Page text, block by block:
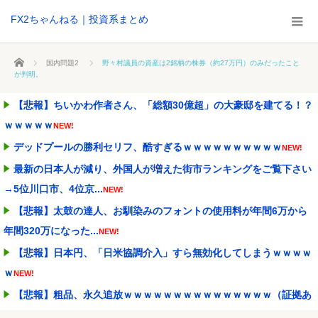
FX2ちゃんねる｜投資系まとめ
ホーム 国内問題2
野々村議員の資産は2銘柄の株券（約27万円）のみだったこと
が判明。
【悲報】ちいかわ作者さん、「総額30億超」の大豪邸を建てる！？
ｗｗｗｗｗNEW!
デッドプールの勝利セリフ、酷すぎるｗｗｗｗｗｗｗｗｗｗNEW!
最新の日本人が減り、外国人が増えた街市ランキングをご覧下さい
→5位川口市、4位京...NEW!
【悲報】太鼓の達人、お馴染みのフォントの使用料が年間6万から
年間320万になった...NEW!
【悲報】日本円、「日米協調介入」すら無効化してしまうｗｗｗｗ
ｗNEW!
【悲報】粗品、永久追放ｗｗｗｗｗｗｗｗｗｗｗｗｗｗｗ（証拠あ